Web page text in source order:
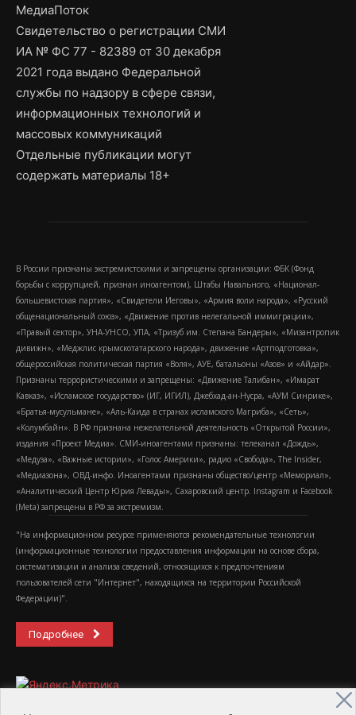
МедиаПоток
Свидетельство о регистрации СМИ
ИА № ФС 77 - 82389 от 30 декабря
2021 года выдано Федеральной
службы по надзору в сфере связи,
информационных технологий и
массовых коммуникаций
Отдельные публикации могут
содержать материалы 18+
В России признаны экстремистскими и запрещены организации: ФБК (Фонд
борьбы с коррупцией, признан иноагентом), Штабы Навального, «Национал-
большевистская партия», «Свидетели Иеговы», «Армия воли народа», «Русский
общенациональный союз», «Движение против нелегальной иммиграции»,
«Правый сектор», УНА-УНСО, УПА, «Тризуб им. Степана Бандеры», «Мизантропик
дивижн», «Меджлис крымскотатарского народа», движение «Артподготовка»,
общероссийская политическая партия «Воля», АУЕ, батальоны «Азов» и «Айдар».
Признаны террористическими и запрещены: «Движение Талибан», «Имарат
Кавказ», «Исламское государство» (ИГ, ИГИЛ), Джебхад-ан-Нусра, «АУМ Синрике»,
«Братья-мусульмане», «Аль-Каида в странах исламского Магриба», «Сеть»,
«Колумбайн». В РФ признана нежелательной деятельность «Открытой России»,
издания «Проект Медиа». СМИ-иноагентами признаны: телеканал «Дождь»,
«Медуза», «Важные истории», «Голос Америки», радио «Свобода», The Insider,
«Медиазона», ОВД-инфо. Иноагентами признаны общество/центр «Мемориал»,
«Аналитический Центр Юрия Левады», Сахаровский центр. Instagram и Facebook
(Metа) запрещены в РФ за экстремизм.
"На информационном ресурсе применяются рекомендательные технологии
(информационные технологии предоставления информации на основе сбора,
систематизации и анализа сведений, относящихся к предпочтениям
пользователей сети "Интернет", находящихся на территории Российской
Федерации)".
Подробнее